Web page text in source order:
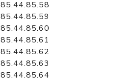
85.44.85.58
85.44.85.59
85.44.85.60
85.44.85.61
85.44.85.62
85.44.85.63
85.44.85.64